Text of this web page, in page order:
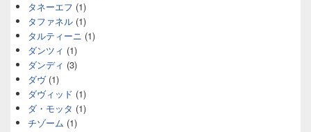
タネーエフ (1)
タファネル (1)
タルティーニ (1)
ダンツィ (1)
ダンディ (3)
ダヴ(1)
ダヴィッド (1)
ダ・モッタ (1)
チゾーム (1)